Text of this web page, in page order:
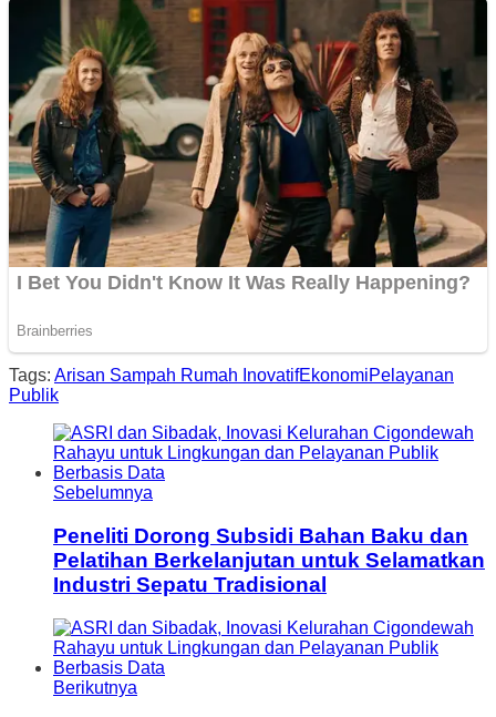
Tags: Arisan Sampah Rumah InovatifEkonomiPelayanan
Publik
Sebelumnya
Peneliti Dorong Subsidi Bahan Baku dan
Pelatihan Berkelanjutan untuk Selamatkan
Industri Sepatu Tradisional
Berikutnya